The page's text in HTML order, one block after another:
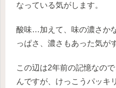
なっている気がします。
酸味…加えて、味の濃さか
っぱさ、濃さもあった気が
この辺は2年前の記憶なの
んですが、けっこうパッキ